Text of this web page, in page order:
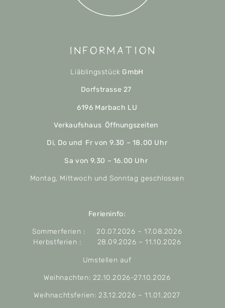
Information
Liäblingsstück GmbH
Dorfstrasse 27
6196 Marbach LU
Verkaufshaus Öffnungszeiten
Di, Do und Fr von 9.30 – 18.00 Uhr
Sa von 9.30 – 16.00 Uhr
Montag, Mittwoch und Sonntag geschlossen
Ferieninfo:
Sommerferien : 20.07.2026 – 17.08.2026
Herbstferien : 28.09.2026 – 11.10.2026
Umstellen auf
Weihnachten: 22.10.2026-27.10.2026
Weihnachtsferien: 23.12.2026 – 11.01.2027